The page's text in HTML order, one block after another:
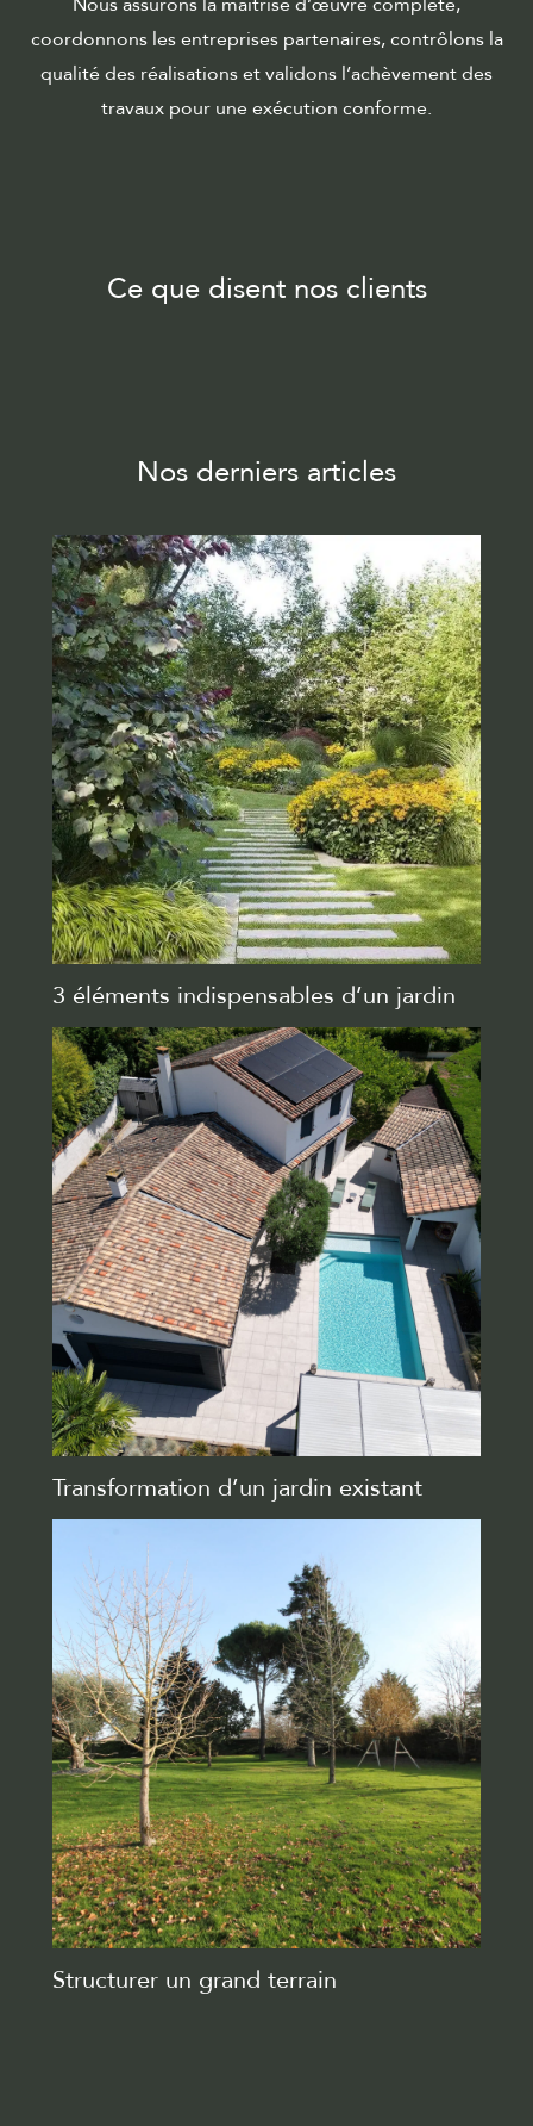
coordonnons les entreprises partenaires, contrôlons la
qualité des réalisations et validons l’achèvement des
travaux pour une exécution conforme.
Ce que disent nos clients
Nos derniers articles
3 éléments indispensables d’un jardin
Transformation d’un jardin existant
Structurer un grand terrain